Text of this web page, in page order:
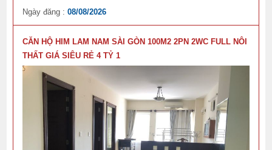
Ngày đăng :08/08/2026
CĂN HỘ HIM LAM NAM SÀI GÒN 100M2 2PN 2WC FULL NÔI
THẤT GIÁ SIÊU RẺ 4 TỶ 1